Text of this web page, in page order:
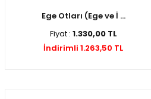
Ege Otları (Ege ve İ ...
Fiyat : 1.330,00 TL
İndirimli 1.263,50 TL